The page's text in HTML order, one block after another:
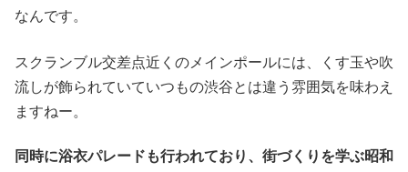
なんです。
スクランブル交差点近くのメインポールには、くす玉や吹
流しが飾られていていつもの渋谷とは違う雰囲気を味わえ
ますねー。
同時に浴衣パレードも行われており、街づくりを学ぶ昭和